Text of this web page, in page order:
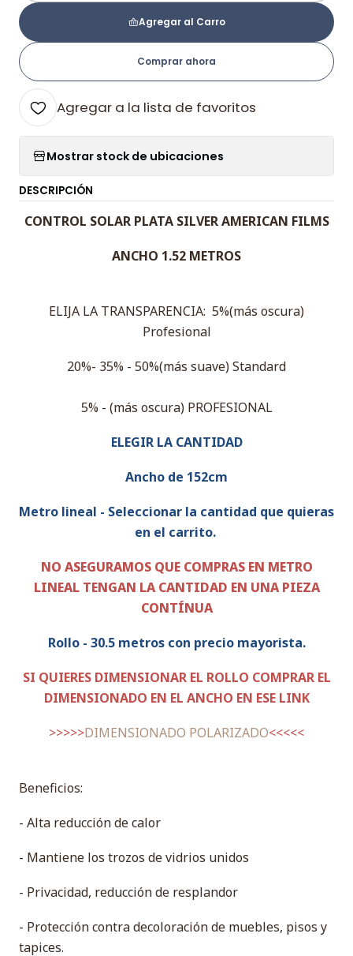
Agregar al Carro
Comprar ahora
Agregar a la lista de favoritos
Mostrar stock de ubicaciones
DESCRIPCIÓN
CONTROL SOLAR PLATA SILVER AMERICAN FILMS
ANCHO 1.52 METROS
ELIJA LA TRANSPARENCIA: 5%(más oscura)
Profesional
20%- 35% - 50%(más suave) Standard
5% - (más oscura) PROFESIONAL
ELEGIR LA CANTIDAD
Ancho de 152cm
Metro lineal - Seleccionar la cantidad que quieras
en el carrito.
NO ASEGURAMOS QUE COMPRAS EN METRO
LINEAL TENGAN LA CANTIDAD EN UNA PIEZA
CONTÍNUA
Rollo - 30.5 metros con precio mayorista.
SI QUIERES DIMENSIONAR EL ROLLO COMPRAR EL
DIMENSIONADO EN EL ANCHO EN ESE LINK
>>>>>DIMENSIONADO POLARIZADO<<<<<
Beneficios:
- Alta reducción de calor
- Mantiene los trozos de vidrios unidos
- Privacidad, reducción de resplandor
- Protección contra decoloración de muebles, pisos y
tapices.